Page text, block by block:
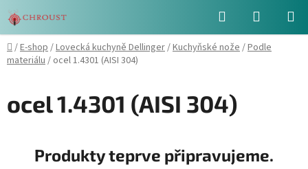
na
obsah
Hledat
KOŠÍK
Domů
/E-shop/Lovecká kuchyně Dellinger/Kuchyňské nože/Podle
materiálu/ ocel 1.4301 (AISI 304)
ocel 1.4301 (AISI 304)
Produkty teprve připravujeme.